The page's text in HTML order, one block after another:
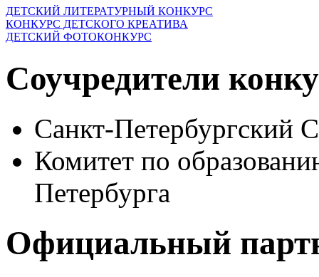
ДЕТСКИЙ ЛИТЕРАТУРНЫЙ КОНКУРС
КОНКУРС ДЕТСКОГО КРЕАТИВА
ДЕТСКИЙ ФОТОКОНКУРС
Соучредители
Санкт-Петербургский
Комитет по
Петербурга
Официальный